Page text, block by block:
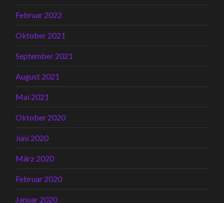
Februar 2022
Oktober 2021
September 2021
August 2021
Mai 2021
Oktober 2020
Juni 2020
März 2020
Februar 2020
Januar 2020